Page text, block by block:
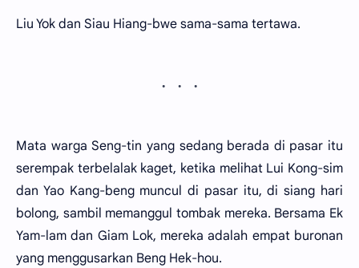
Liu Yok dan Siau Hiang-bwe sama-sama tertawa.
Mata warga Seng-tin yang sedang berada di pasar itu
serempak terbelalak kaget, ketika melihat Lui Kong-sim
dan Yao Kang-beng muncul di pasar itu, di siang hari
bolong, sambil memanggul tombak mereka. Bersama Ek
Yam-lam dan Giam Lok, mereka adalah empat buronan
yang menggusarkan Beng Hek-hou.